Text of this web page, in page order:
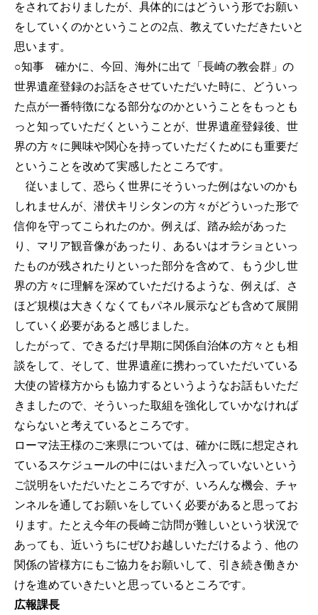
をされておりましたが、具体的にはどういう形でお願い
をしていくのかということの2点、教えていただきたいと
思います。
○知事 確かに、今回、海外に出て「長崎の教会群」の
世界遺産登録のお話をさせていただいた時に、どういっ
た点が一番特徴になる部分なのかということをもっとも
っと知っていただくということが、世界遺産登録後、世
界の方々に興味や関心を持っていただくためにも重要だ
ということを改めて実感したところです。
従いまして、恐らく世界にそういった例はないのかも
しれませんが、潜伏キリシタンの方々がどういった形で
信仰を守ってこられたのか。例えば、踏み絵があった
り、マリア観音像があったり、あるいはオラショといっ
たものが残されたりといった部分を含めて、もう少し世
界の方々に理解を深めていただけるような、例えば、さ
ほど規模は大きくなくてもパネル展示なども含めて展開
していく必要があると感じました。
したがって、できるだけ早期に関係自治体の方々とも相
談をして、そして、世界遺産に携わっていただいている
大使の皆様方からも協力するというようなお話もいただ
きましたので、そういった取組を強化していかなければ
ならないと考えているところです。
ローマ法王様のご来県については、確かに既に想定され
ているスケジュールの中にはいまだ入っていないという
ご説明をいただいたところですが、いろんな機会、チャ
ンネルを通してお願いをしていく必要があると思ってお
ります。たとえ今年の長崎ご訪問が難しいという状況で
あっても、近いうちにぜひお越しいただけるよう、他の
関係の皆様方にもご協力をお願いして、引き続き働きか
けを進めていきたいと思っているところです。
広報課長